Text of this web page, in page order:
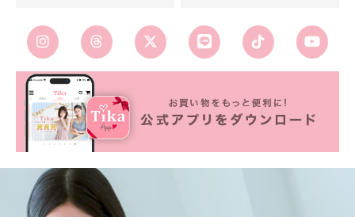
■カラーバリエーション